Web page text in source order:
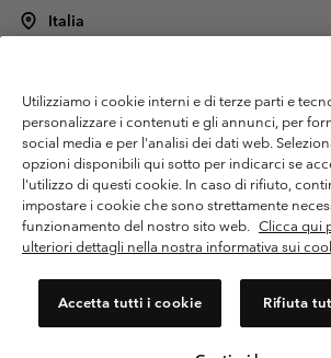
Italia
Termini di utilizzo
Condizioni Generali di Venditaa
Politica sulla privacy
Termini e condizioni del programma di membership
Condizioni di utilizzo dei contenuti generati dagli
Cookies
Public CBCR
Servizio clienti: Lun. - ven. 9:00 - 13:00 & 14:00-
(+)390694804176
Utilizziamo i cookie interni e di terze parti e
personalizzare i contenuti e gli annunci, per
social media e per l'analisi dei dati web.
opzioni disponibili qui sotto per indicarci se
l'utilizzo di questi cookie. In caso di rifiuto,
impostare i cookie che sono strettamente
funzionamento del nostro sito web. Clicca qui
ulteriori dettagli nella nostra informativa sui
Accetta tutti i cookie Rifiuta
Seleziona il paese di
Shopping online
Italia